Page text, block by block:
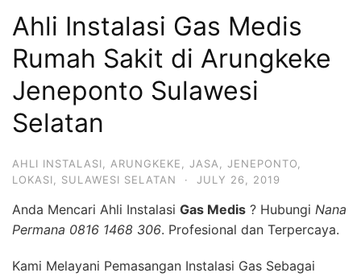
Ahli Instalasi Gas Medis
Rumah Sakit di Arungkeke
Jeneponto Sulawesi
Selatan
AHLI INSTALASI ARUNGKEKE JASA JENEPONTO
LOKASI
SULAWESI SELATAN · JULY 26, 2019
Anda Mencari Ahli Instalasi Gas Medis ? Hubungi Nana
Permana 0816 1468 306. Profesional dan Terpercaya.
Kami Melayani Pemasangan Instalasi Gas Sebagai